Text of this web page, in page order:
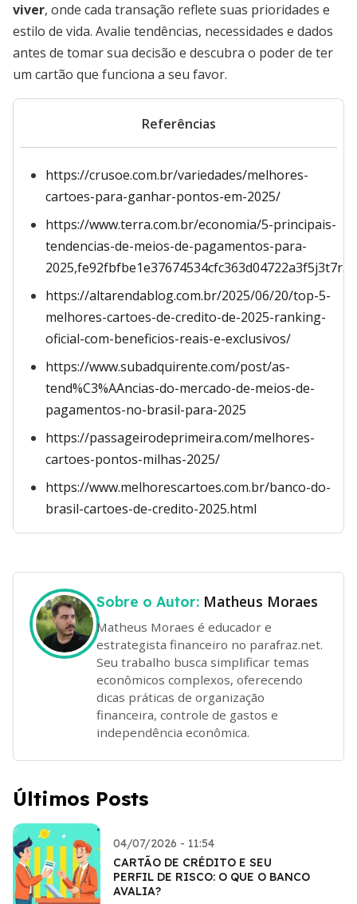
viver, onde cada transação reflete suas prioridades e
estilo de vida. Avalie tendências, necessidades e dados
antes de tomar sua decisão e descubra o poder de ter
um cartão que funciona a seu favor.
Referências
https://crusoe.com.br/variedades/melhores-
cartoes-para-ganhar-pontos-em-2025/
https://www.terra.com.br/economia/5-principais-
tendencias-de-meios-de-pagamentos-para-
https://altarendablog.com.br/2025/06/20/top-5-
melhores-cartoes-de-credito-de-2025-ranking-
oficial-com-beneficios-reais-e-exclusivos/
https://www.subadquirente.com/post/as-
tend%C3%AAncias-do-mercado-de-meios-de-
pagamentos-no-brasil-para-2025
https://passageirodeprimeira.com/melhores-
cartoes-pontos-milhas-2025/
https://www.melhorescartoes.com.br/banco-do-
brasil-cartoes-de-credito-2025.html
Sobre o Autor: Matheus Moraes
Matheus Moraes é educador e
estrategista financeiro no parafraz.net.
Seu trabalho busca simplificar temas
econômicos complexos, oferecendo
dicas práticas de organização
financeira, controle de gastos e
independência econômica.
Últimos Posts
04/07/2026 - 11:54
CARTÃO DE CRÉDITO E SEU
PERFIL DE RISCO: O QUE O BANCO
AVALIA?